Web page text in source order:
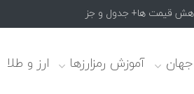
جهان آموزش رمزارزها ارز و طلا